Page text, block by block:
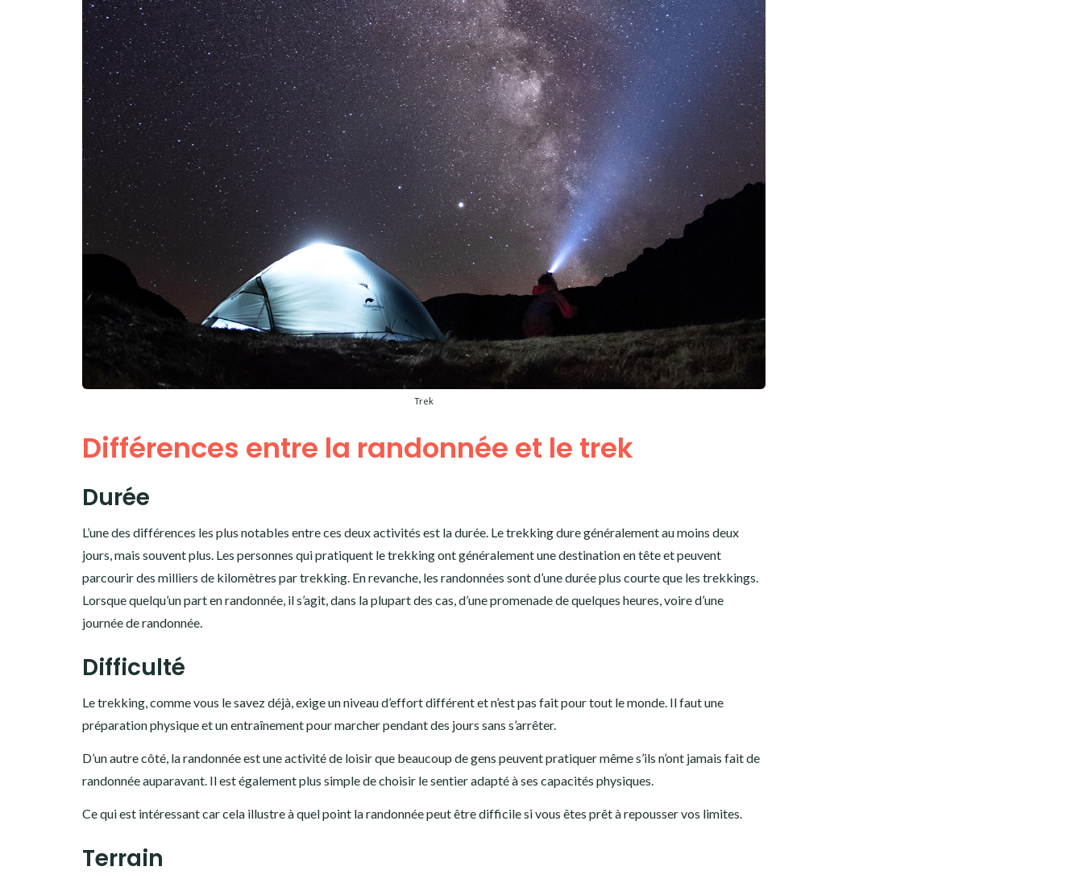
Trek
Différences entre la randonnée et le trek
Durée
L’une des différences les plus notables entre ces deux activités est la durée. Le trekking dure généralement au moins deux
jours, mais souvent plus. Les personnes qui pratiquent le trekking ont généralement une destination en tête et peuvent
parcourir des milliers de kilomètres par trekking. En revanche, les randonnées sont d’une durée plus courte que les trekkings.
Lorsque quelqu’un part en randonnée, il s’agit, dans la plupart des cas, d’une promenade de quelques heures, voire d’une
journée de randonnée.
Difficulté
Le trekking, comme vous le savez déjà, exige un niveau d’effort différent et n’est pas fait pour tout le monde. Il faut une
préparation physique et un entraînement pour marcher pendant des jours sans s’arrêter.
D’un autre côté, la randonnée est une activité de loisir que beaucoup de gens peuvent pratiquer même s’ils n’ont jamais fait de
randonnée auparavant. Il est également plus simple de choisir le sentier adapté à ses capacités physiques.
Ce qui est intéressant car cela illustre à quel point la randonnée peut être difficile si vous êtes prêt à repousser vos limites.
Terrain